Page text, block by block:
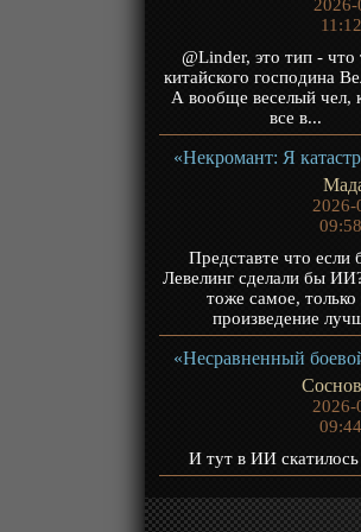
@Linder, это тип - что
китайского господина
А вообще веселый чел,
все в...
2026-
Представте что если
Левелинг сделали бы
тоже самое, только
произведение
2026-
И тут в ИИ скатилось